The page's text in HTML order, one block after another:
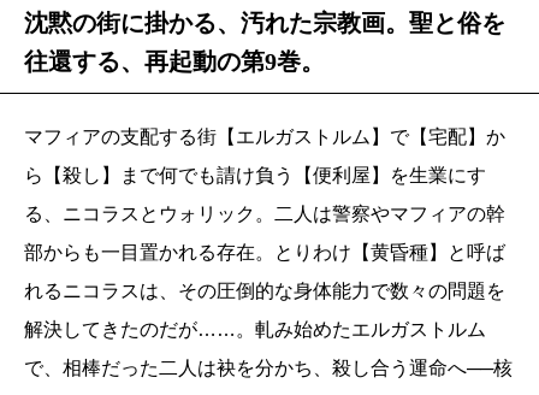
沈黙の街に掛かる、汚れた宗教画。聖と俗を
往還する、再起動の第9巻。
マフィアの支配する街【エルガストルム】で【宅配】か
ら【殺し】まで何でも請け負う【便利屋】を生業にす
る、ニコラスとウォリック。二人は警察やマフィアの幹
部からも一目置かれる存在。とりわけ【黄昏種】と呼ば
れるニコラスは、その圧倒的な身体能力で数々の問題を
解決してきたのだが……。軋み始めたエルガストルム
で、相棒だった二人は袂を分かち、殺し合う運命へ──核